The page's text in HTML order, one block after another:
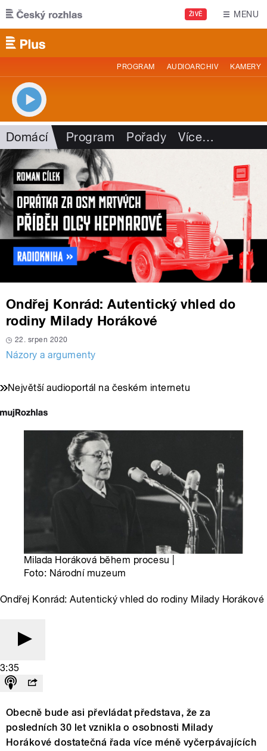
Přejít k hlavnímu obsahu
ŽIVĚ MENU
PROGRAM AUDIOARCHIV KAMERY
Domácí Program Pořady Více…
Ondřej Konrád: Autentický vhled do
rodiny Milady Horákové
22. srpen 2020
Názory a argumenty
Největší audioportál na českém internetu
Milada Horáková během procesu |
Foto: Národní muzeum
Ondřej Konrád: Autentický vhled do rodiny Milady Horákové
3:35
Obecně bude asi převládat představa, že za
posledních 30 let vznikla o osobnosti Milady
Horákové dostatečná řada více méně vyčerpávajících